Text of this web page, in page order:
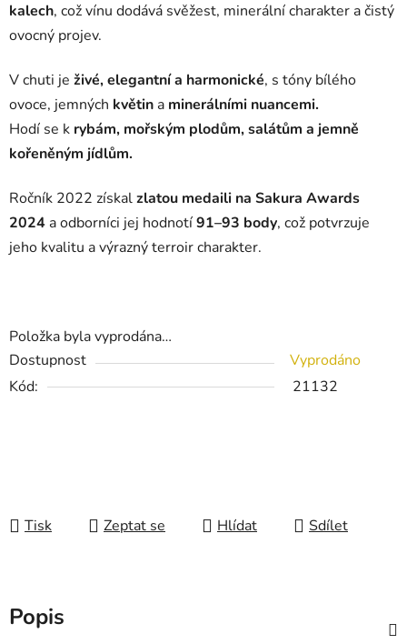
kalech, což vínu dodává svěžest, minerální charakter a čistý
ovocný projev.
V chuti je živé, elegantní a harmonické, s tóny bílého
ovoce, jemných květin a minerálními nuancemi.
Hodí se k rybám, mořským plodům, salátům a jemně
kořeněným jídlům.
Ročník 2022 získalzlatou medaili na Sakura Awards
2024 a odborníci jej hodnotí91–93 body, což potvrzuje
jeho kvalitu a výrazný terroir charakter.
Položka byla vyprodána…
Dostupnost
Vyprodáno
Kód:
21132
Tisk Zeptat se Hlídat Sdílet
Popis